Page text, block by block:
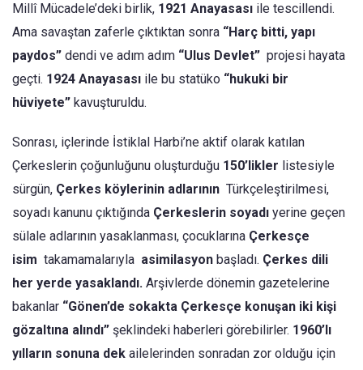
Millî Mücadele’deki birlik, 1921 Anayasası ile tescillendi.
Ama savaştan zaferle çıktıktan sonra “Harç bitti, yapı
paydos” dendi ve adım adım “Ulus Devlet” projesi hayata
geçti. 1924 Anayasası ile bu statüko “hukuki bir
hüviyete” kavuşturuldu.
Sonrası, içlerinde İstiklal Harbi’ne aktif olarak katılan
Çerkeslerin çoğunluğunu oluşturduğu 150’likler listesiyle
sürgün, Çerkes köylerinin adlarının Türkçeleştirilmesi,
soyadı kanunu çıktığında Çerkeslerin soyadı yerine geçen
sülale adlarının yasaklanması, çocuklarına Çerkesçe
isim takamamalarıyla asimilasyon başladı. Çerkes dili
her yerde yasaklandı. Arşivlerde dönemin gazetelerine
bakanlar “Gönen’de sokakta Çerkesçe konuşan iki kişi
gözaltına alındı” şeklindeki haberleri görebilirler. 1960’lı
yılların sonuna dek ailelerinden sonradan zor olduğu için